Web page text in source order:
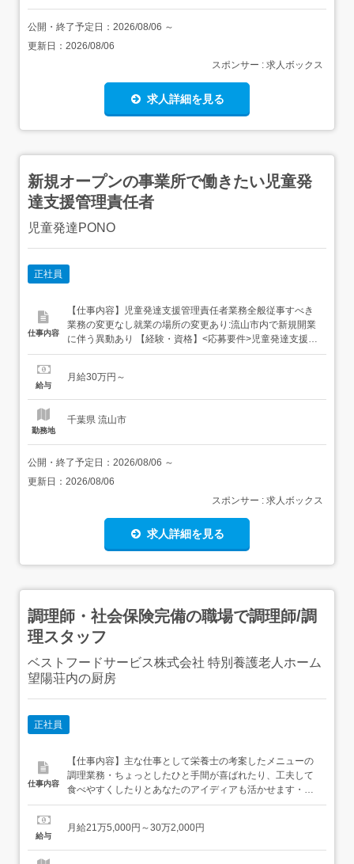
公開・終了予定日： 2026/08/06 ～
更新日： 2026/08/06
スポンサー : 求人ボックス
求人詳細を見る
新規オープンの事業所で働きたい児童発
達支援管理責任者
児童発達PONO
正社員
仕事内容
【仕事内容】児童発達支援管理責任者業務全般従事すべき
業務の変更なし就業の場所の変更あり:流山市内で新規開業
に伴う異動あり 【経験・資格】<応募要件>児童発達支援管
理責任者の研修受講済の方 【給与】月給 300,000円 〜 <給
給-20,000円) 【求人番号】1460506 【勤務地】千葉県流山
給与
月給30万円～
勤務地
千葉県 流山市
公開・終了予定日： 2026/08/06 ～
更新日： 2026/08/06
スポンサー : 求人ボックス
求人詳細を見る
調理師・社会保険完備の職場で調理師/調
理スタッフ
ベストフードサービス株式会社 特別養護老人ホーム
望陽荘内の厨房
正社員
仕事内容
【仕事内容】主な仕事として栄養士の考案したメニューの
調理業務・ちょっとしたひと手間が喜ばれたり、工夫して
食べやすくしたりとあなたのアイディアも活かせます・ま
た、施設内イベント時にはマグロの解体やそば打ち実演な
括・管理のために巡回する担当者は、現場経験者が務める
給与
月給21万5,000円～30万2,000円